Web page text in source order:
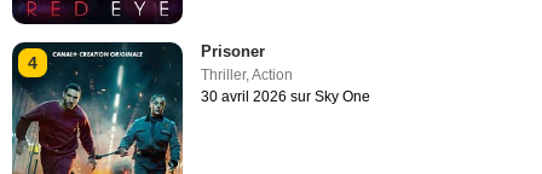
4
Prisoner
Thriller,Action
30 avril 2026 sur Sky One